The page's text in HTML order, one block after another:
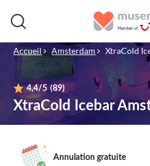
Accueil Amsterdam XtraCold
4,4/5 (89)
XtraCold Icebar
Annulation gratuite